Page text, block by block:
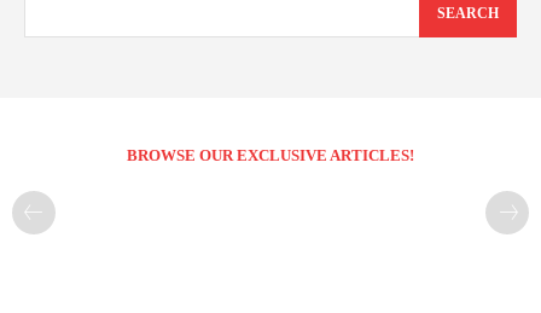
SEARCH
BROWSE OUR EXCLUSIVE ARTICLES!